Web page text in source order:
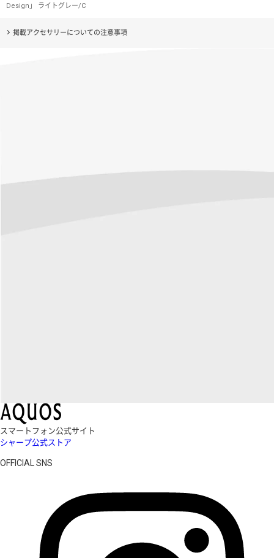
Design」 ライトグレー/C
掲載アクセサリーについての注意事項
スマートフォン公式サイト
シャープ公式ストア
OFFICIAL SNS